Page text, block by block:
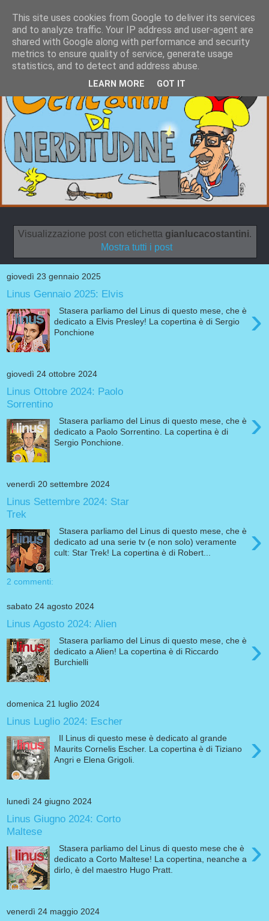
Visualizzazione post con etichetta gianlucacostantini.
Mostra tutti i post
giovedì 23 gennaio 2025
Linus Gennaio 2025: Elvis
›
Stasera parliamo del Linus di questo mese, che è
dedicato a Elvis Presley! La copertina è di Sergio
Ponchione
giovedì 24 ottobre 2024
Linus Ottobre 2024: Paolo
Sorrentino
›
Stasera parliamo del Linus di questo mese, che è
dedicato a Paolo Sorrentino. La copertina è di
Sergio Ponchione.
venerdì 20 settembre 2024
Linus Settembre 2024: Star
Trek
›
Stasera parliamo del Linus di questo mese, che è
dedicato ad una serie tv (e non solo) veramente
cult: Star Trek! La copertina è di Robert...
2 commenti:
sabato 24 agosto 2024
Linus Agosto 2024: Alien
›
Stasera parliamo del Linus di questo mese, che è
dedicato a Alien! La copertina è di Riccardo
Burchielli
domenica 21 luglio 2024
Linus Luglio 2024: Escher
›
Il Linus di questo mese è dedicato al grande
Maurits Cornelis Escher. La copertina è di Tiziano
Angri e Elena Grigoli.
lunedì 24 giugno 2024
Linus Giugno 2024: Corto
Maltese
›
Stasera parliamo del Linus di questo mese che è
dedicato a Corto Maltese! La copertina, neanche a
dirlo, è del maestro Hugo Pratt.
venerdì 24 maggio 2024
This site uses cookies from Google to deliver its services
and to analyze traffic. Your IP address and user-agent are
shared with Google along with performance and security
metrics to ensure quality of service, generate usage
statistics, and to detect and address abuse.
LEARN MORE GOT IT